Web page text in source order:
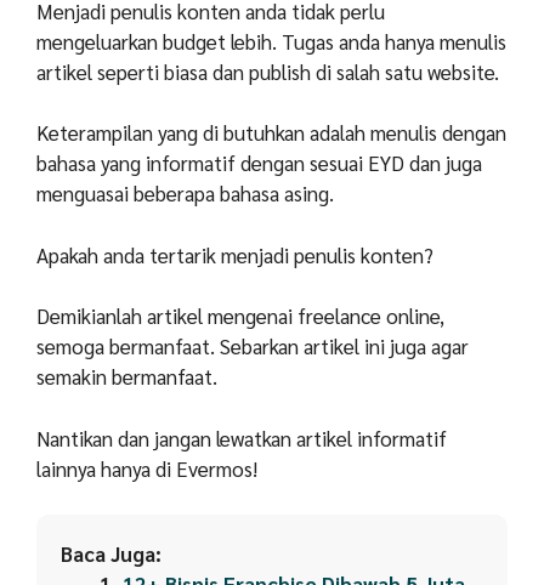
Menjadi penulis konten anda tidak perlu
mengeluarkan budget lebih. Tugas anda hanya menulis
artikel seperti biasa dan publish di salah satu website.
Keterampilan yang di butuhkan adalah menulis dengan
bahasa yang informatif dengan sesuai EYD dan juga
menguasai beberapa bahasa asing.
Apakah anda tertarik menjadi penulis konten?
Demikianlah artikel mengenai freelance online,
semoga bermanfaat. Sebarkan artikel ini juga agar
semakin bermanfaat.
Nantikan dan jangan lewatkan artikel informatif
lainnya hanya di Evermos!
Baca Juga: